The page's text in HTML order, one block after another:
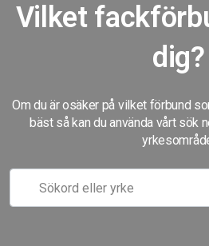
Vilket
dig?
Om du är osäker på vilket förbund
bäst så kan du använda vårt sök